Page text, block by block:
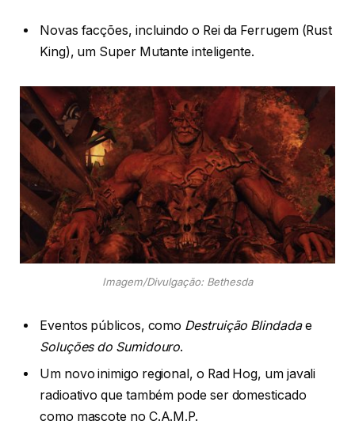
Novas facções, incluindo o Rei da Ferrugem (Rust
King), um Super Mutante inteligente.
Imagem/Divulgação: Bethesda
Eventos públicos, como Destruição Blindadae
Soluções do Sumidouro.
Um novo inimigo regional, o Rad Hog, um javali
radioativo que também pode ser domesticado
como mascote no C.A.M.P.